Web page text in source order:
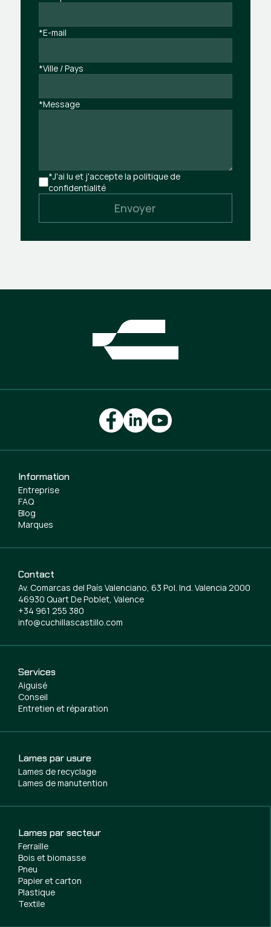
*E-mail
*Ville / Pays
*Message
*J'ai lu et j'accepte la politique de
confidentialité
Envoyer
Services
Aiguisé
Conseil
Entretien et réparation
Lames par usure
Lames de recyclage
Lames de manutention
Lames par secteur
Ferraille
Bois et biomasse
Pneu
Papier et carton
Plastique
Textile
Information
Entreprise
FAQ
Blog
Marques
Contact
Av. Comarcas del País Valenciano, 63 Pol. Ind. Valencia 2000
46930 Quart De Poblet, Valence
+34 961 255 380
info@cuchillascastillo.com